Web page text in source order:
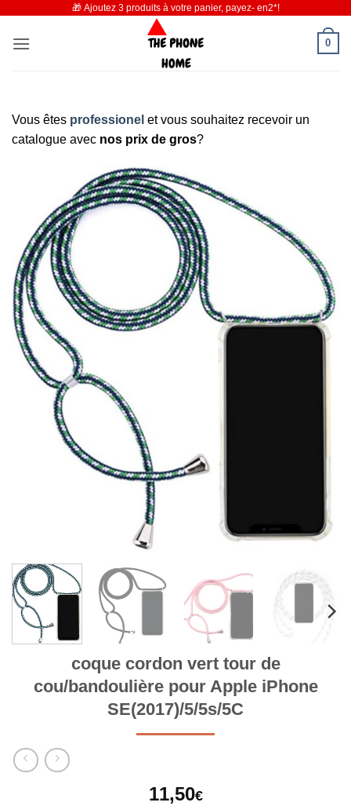
contenu
🎁 Ajoutez 3 produits à votre panier, payez- en2*!
0
Vous êtes professionel et vous souhaitez recevoir un
catalogue avec nos prix de gros?
coque cordon vert tour de
cou/bandoulière pour Apple iPhone
SE(2017)/5/5s/5C
11,50€